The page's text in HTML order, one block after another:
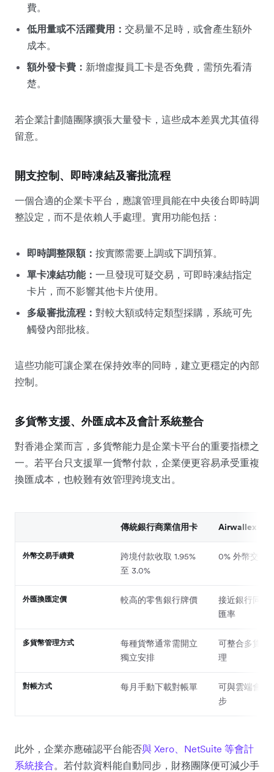
費。
低用量或不活躍費用： 交易量不足時，或會產生額外
成本。
額外發卡費： 新增虛擬員工卡是否免費，需預先看清
楚。
若企業計劃隨團隊擴張大量發卡，這些成本差異尤其值得
留意。
開支控制、即時凍結及審批流程
一個合適的企業卡平台，應讓管理員能在中央後台即時調
整設定，而不是依賴人手處理。實用功能包括：
即時調整限額： 按實際需要上調或下調預算。
單卡凍結功能： 一旦發現可疑交易，可即時凍結指定
卡片，而不影響其他卡片使用。
多級審批流程： 對較大額或特定類型採購，系統可先
觸發內部批核。
這些功能可讓企業在保持效率的同時，建立更穩定的內部
控制。
多貨幣支援、外匯成本及會計系統整合
對香港企業而言，多貨幣能力是企業卡平台的重要指標之
一。若平台只支援單一貨幣付款，企業便更容易承受重複
換匯成本，也較難有效管理跨境支出。
傳統銀行商業信用卡 Airwallex 公
外幣交易手續費
跨境付款收取 1.95%
至 3.0%
0% 外幣交易
外匯換匯定價 較高的零售銀行牌價
接近銀行同業
匯率
多貨幣管理方式
每種貨幣通常需開立
獨立安排
可整合多貨幣
理
對帳方式 每月手動下載對帳單
可與雲端會計
步
此外，企業亦應確認平台能否與 Xero、NetSuite 等會計
系統接合。若付款資料能自動同步，財務團隊便可減少手